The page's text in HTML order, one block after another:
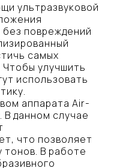
ультразвуковой
повреждений
самых
улучшить
использовать
аппарата Air-
В данном случае
что позволяет
тонов. В работе